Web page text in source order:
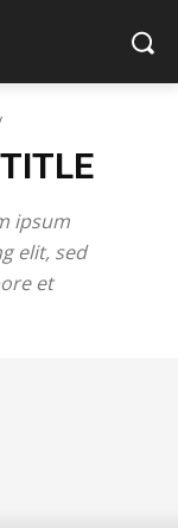
ipsum
elit, sed
et